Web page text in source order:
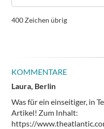
400 Zeichen übrig
KOMMENTARE
Laura, Berlin
Was für ein einseitiger, in
Artikel! Zum Inhalt:
https://